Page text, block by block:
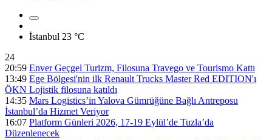
İstanbul 23 °C
24
20:59 Enver Geçgel Turizm, Filosuna Travego ve Tourismo Kattı
13:49 Ege Bölgesi'nin ilk Renault Trucks Master Red EDITION'ı
ÖKN Lojistik filosuna katıldı
14:35 Mars Logistics’in Yalova Gümrüğüne Bağlı Antreposu
İstanbul’da Hizmet Veriyor
16:07 Platform Günleri 2026, 17-19 Eylül’de Tuzla’da
Düzenlenecek